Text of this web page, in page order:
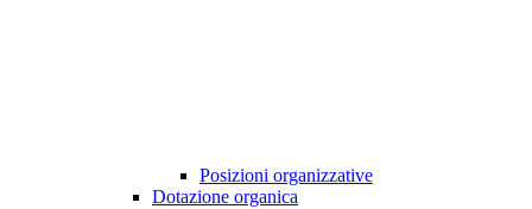
Posizioni organizzative
Dotazione organica